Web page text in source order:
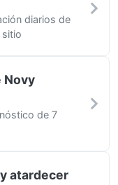
diarios de
sitio
Novy
de 7
atardecer